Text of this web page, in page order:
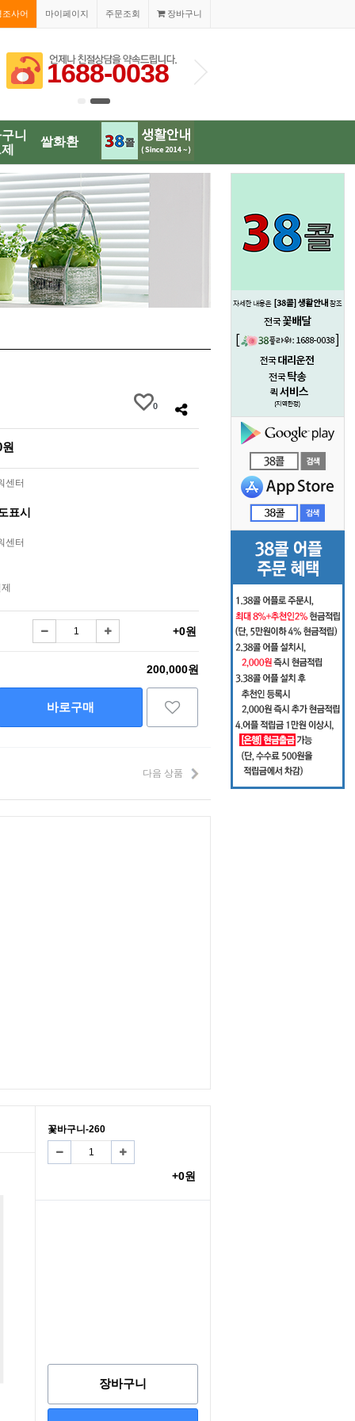
장바구니
주문조회
마이페이지
조사어
니
쌀화환
0
센터
표시
센터
+0원
200,000원
바로구매
다음 상품
꽃바구니-260
+0원
장바구니